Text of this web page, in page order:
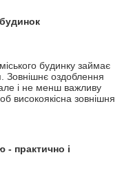
будинку займає
Зовнішнє оздоблення
і не менш важливу
високоякісна зовнішня
- практично і